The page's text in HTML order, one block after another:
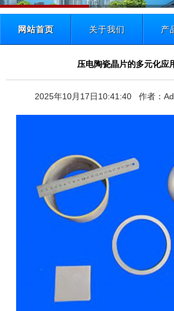
网站首页 关于我们 产
压电陶瓷晶片的多元化应
2025年10月17日10:41:40 作者：